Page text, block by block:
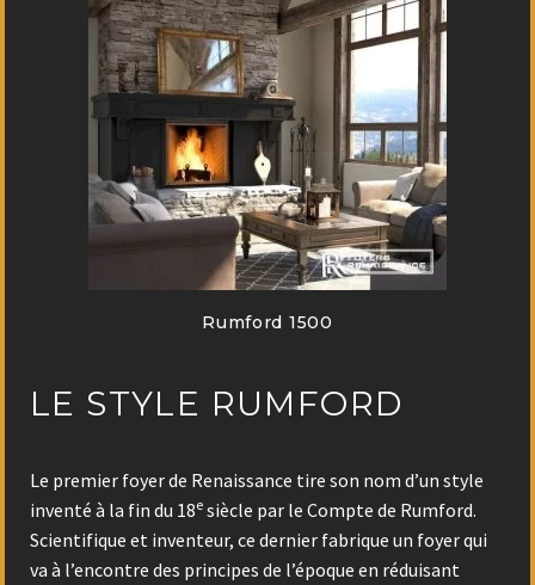
Rumford 1500
LE STYLE RUMFORD
Le premier foyer de Renaissance tire son nom d’un style
inventé à la fin du 18e siècle par le Compte de Rumford.
Scientifique et inventeur, ce dernier fabrique un foyer qui
va à l’encontre des principes de l’époque en réduisant